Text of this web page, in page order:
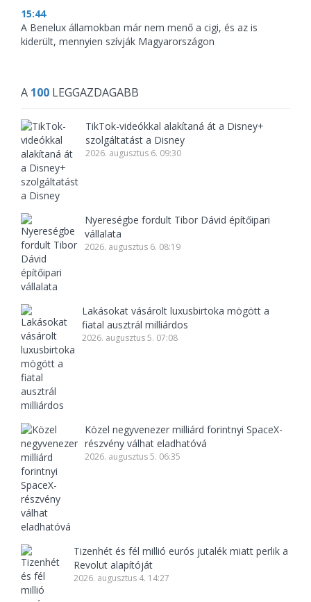
15:44
A Benelux államokban már nem menő a cigi, és az is
kiderült, mennyien szívják Magyarországon
A 100 LEGGAZDAGABB
TikTok-videókkal alakítaná át a Disney+
szolgáltatást a Disney
2026. augusztus 6. 09:30
Nyereségbe fordult Tibor Dávid építőipari
vállalata
2026. augusztus 6. 08:19
Lakásokat vásárolt luxusbirtoka mögött a
fiatal ausztrál milliárdos
2026. augusztus 5. 07:08
Közel negyvenezer milliárd forintnyi SpaceX-
részvény válhat eladhatóvá
2026. augusztus 5. 06:35
Tizenhét és fél millió eurós jutalék miatt perlik a
Revolut alapítóját
2026. augusztus 4. 14:27